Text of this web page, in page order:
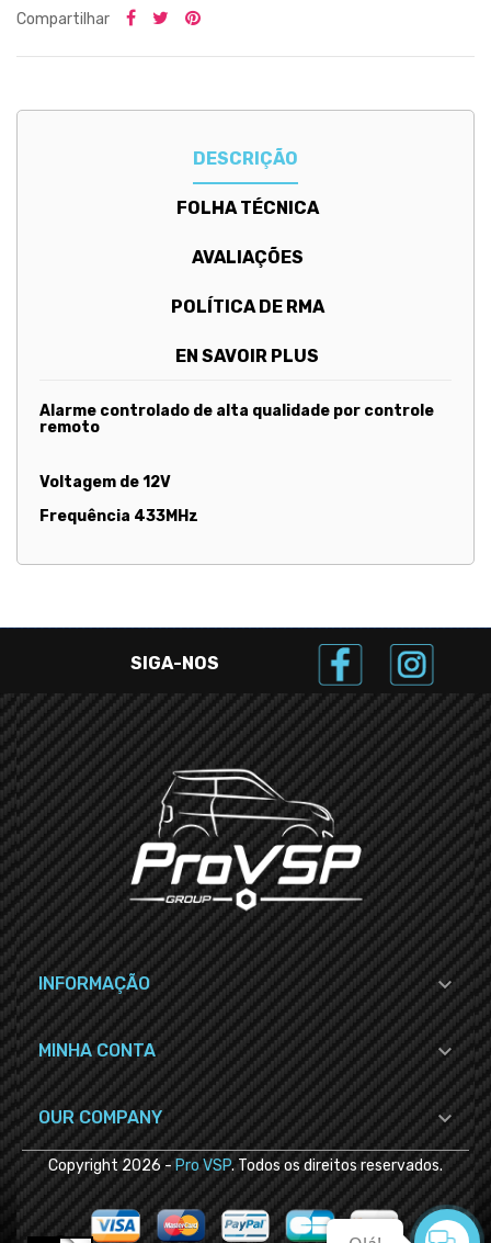
Compartilhar
DESCRIÇÃO
FOLHA TÉCNICA
AVALIAÇÕES
POLÍTICA DE RMA
EN SAVOIR PLUS
Alarme controlado de alta qualidade por controle
remoto
Voltagem de 12V
Frequência 433MHz
SIGA-NOS
INFORMAÇÃO 
MINHA CONTA 
OUR COMPANY 
Copyright2026 -Pro VSP. Todos os direitos reservados.